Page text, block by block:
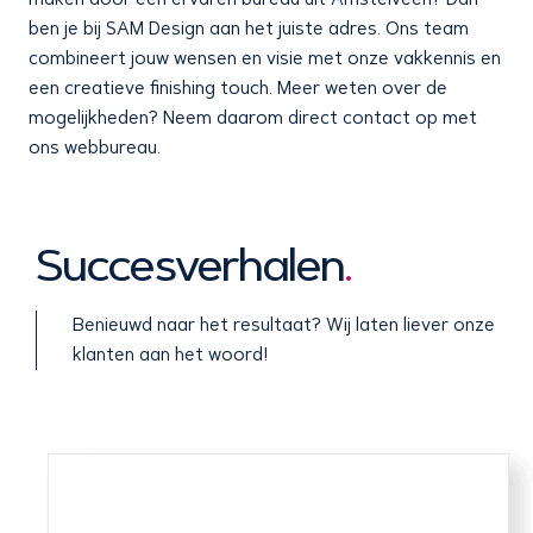
ben je bij SAM Design aan het juiste adres. Ons team
combineert jouw wensen en visie met onze vakkennis en
een creatieve finishing touch. Meer weten over de
mogelijkheden? Neem daarom direct contact op met
ons webbureau.
Succesverhalen.
Benieuwd naar het resultaat? Wij laten liever onze
klanten aan het woord!